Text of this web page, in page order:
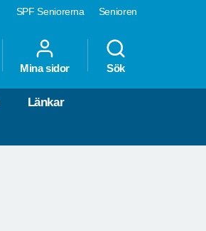
SPF Seniorerna Senioren
Mina sidor Sök
Länkar